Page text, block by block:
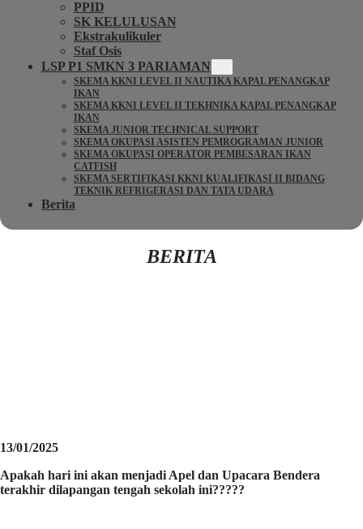
PPID
SK KELULUSAN
Ekstrakulikuler
Staf Osis
LSP P1 SMKN 3 PARIAMAN
SKEMA KKNI LEVEL II NAUTIKA KAPAL PENANGKAP
IKAN
SKEMA KKNI LEVEL II TEKHNIKA KAPAL PENANGKAP
IKAN
SKEMA JUNIOR TECHNICAL SUPPORT
SKEMA OKUPASI ASISTEN PEMROGRAMAN JUNIOR
SKEMA OKUPASI OPERATOR PEMBESARAN IKAN
CATFISH
SKEMA SERTIFIKASI KKNI KUALIFIKASI II BIDANG
TEKNIK REFRIGERASI DAN TATA UDARA
Berita
BERITA
13/01/2025
Apakah hari ini akan menjadi Apel dan Upacara Bendera
terakhir dilapangan tengah sekolah ini?????